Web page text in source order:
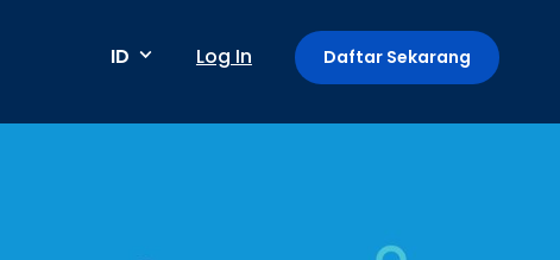
ID Log In Daftar Sekarang